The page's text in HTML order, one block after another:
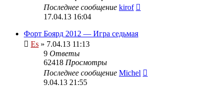
Последнее сообщение kirof
17.04.13 16:04
Форт Боярд 2012 — Игра седьмая
Es » 7.04.13 11:13
9 Ответы
62418 Просмотры
Последнее сообщение Michel
9.04.13 21:55